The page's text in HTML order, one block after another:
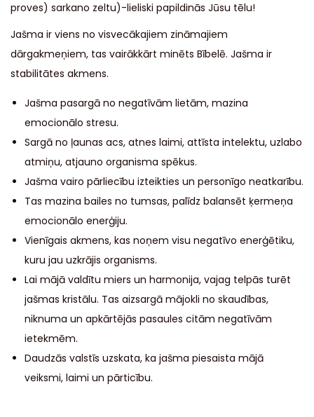
proves) sarkano zeltu)-lieliski papildinās Jūsu tēlu!
Jašma ir viens no visvecākajiem zināmajiem
dārgakmeņiem, tas vairākkārt minēts Bībelē. Jašma ir
stabilitātes akmens.
Jašma pasargā no negatīvām lietām, mazina
emocionālo stresu.
Sargā no ļaunas acs, atnes laimi, attīsta intelektu, uzlabo
atmiņu, atjauno organisma spēkus.
Jašma vairo pārliecību izteikties un personīgo neatkarību.
Tas mazina bailes no tumsas, palīdz balansēt ķermeņa
emocionālo enerģiju.
Vienīgais akmens, kas noņem visu negatīvo enerģētiku,
kuru jau uzkrājis organisms.
Lai mājā valdītu miers un harmonija, vajag telpās turēt
jašmas kristālu. Tas aizsargā mājokli no skaudības,
niknuma un apkārtējās pasaules citām negatīvām
ietekmēm.
Daudzās valstīs uzskata, ka jašma piesaista mājā
veiksmi, laimi un pārticību.